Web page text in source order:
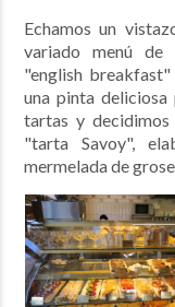
Echamos un
variado menú de
"english breakfast"
una pinta
tartas y
"tarta Savoy",
mermelada de